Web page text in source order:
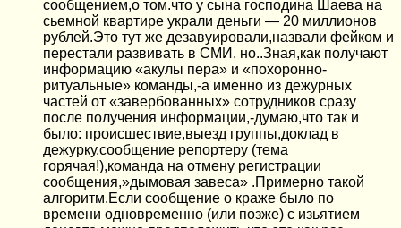
сообщением,о том.что у сына господина Шаева на
сьемной квартире украли деньги — 20 миллионов
рублей.Это тут же дезавуировали,назвали фейком и
перестали развивать в СМИ. но..Зная,как получают
информацию «акулы пера» и «похоронно-
ритуальные» команды,-а именно из дежурных
частей от «завербованных» сотрудников сразу
после получения информации,-думаю,что так и
было: происшествие,выезд группы,доклад в
дежурку,сообщение репортеру (тема
горячая!),команда на отмену регистрации
сообщения,»дымовая завеса» .Примерно такой
алгоритм.Если сообщение о краже было по
времени одновременно (или позже) с изьятием